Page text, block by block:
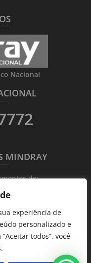
experiência de
personalizado e
todos”, você
Nacional
MINDRAY
de: